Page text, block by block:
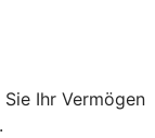
Ihr Vermögen